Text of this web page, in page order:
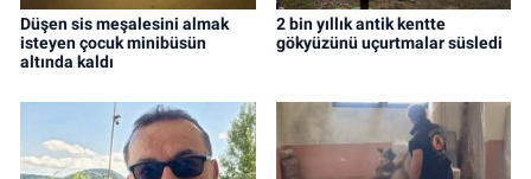
Düşen sis meşalesini almak
isteyen çocuk minibüsün
altında kaldı
2 bin yıllık antik kentte
gökyüzünü uçurtmalar süsledi